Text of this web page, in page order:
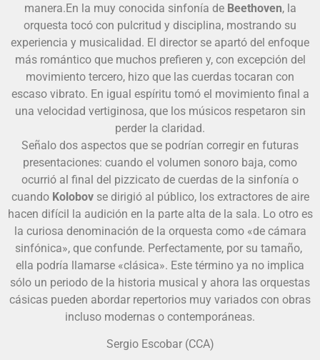
manera.En la muy conocida sinfonía de Beethoven, la
orquesta tocó con pulcritud y disciplina, mostrando su
experiencia y musicalidad. El director se apartó del enfoque
más romántico que muchos prefieren y, con excepción del
movimiento tercero, hizo que las cuerdas tocaran con
escaso vibrato. En igual espíritu tomó el movimiento final a
una velocidad vertiginosa, que los músicos respetaron sin
perder la claridad.
Señalo dos aspectos que se podrían corregir en futuras
presentaciones: cuando el volumen sonoro baja, como
ocurrió al final del pizzicato de cuerdas de la sinfonía o
cuando Kolobov se dirigió al público, los extractores de aire
hacen difícil la audición en la parte alta de la sala. Lo otro es
la curiosa denominación de la orquesta como «de cámara
sinfónica», que confunde. Perfectamente, por su tamaño,
ella podría llamarse «clásica». Este término ya no implica
sólo un periodo de la historia musical y ahora las orquestas
cásicas pueden abordar repertorios muy variados con obras
incluso modernas o contemporáneas.
Sergio Escobar (CCA)